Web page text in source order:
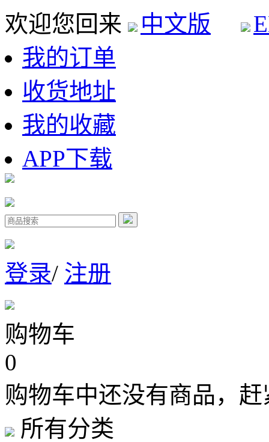
欢迎您回来 中文版
我的订单
收货地址
我的收藏
APP下载
登录/ 注册
购物车
0
购物车中还没有商品，
所有分类